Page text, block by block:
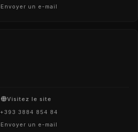
Envoyer un e-mail
Visitez le site
+393 3884 854 84
Envoyer un e-mail